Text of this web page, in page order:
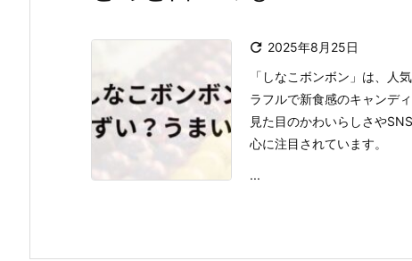
 2025年8月25日
「しなこボンボン」は、人
ラフルで新食感のキャンディ
見た目のかわいらしさや
心に注目されています。
...